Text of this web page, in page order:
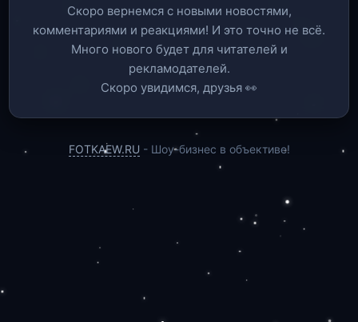
Скоро вернемся c новыми новостями,
комментариями и реакциями! И это точно не всё.
Много нового будет для читателей и
рекламодателей.
Скоро увидимся, друзья 👀
FOTKAEW.RU - Шоу-бизнес в объективе!